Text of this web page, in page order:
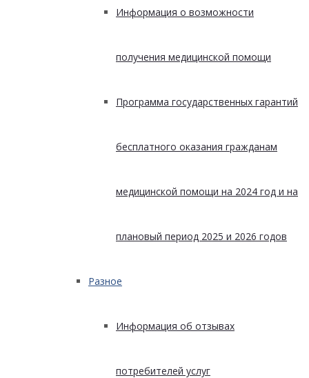
Информация о возможности
получения медицинской помощи
Программа государственных гарантий
бесплатного оказания гражданам
медицинской помощи на 2024 год и на
плановый период 2025 и 2026 годов
Разное
Информация об отзывах
потребителей услуг